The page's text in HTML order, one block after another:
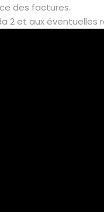
des factures.
2 et aux